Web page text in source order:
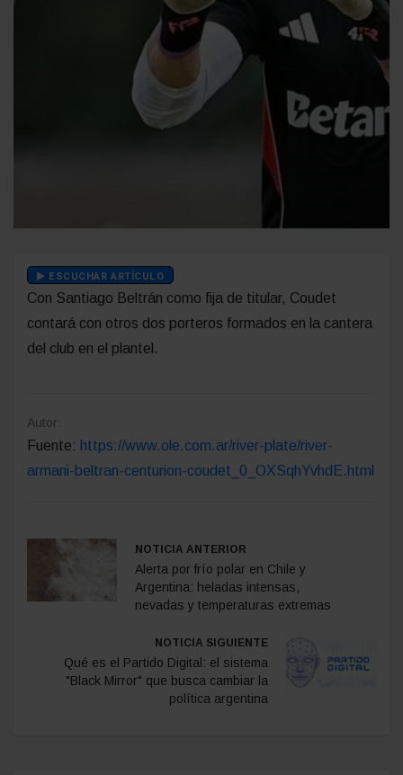
ESCUCHAR ARTÍCULO
Con Santiago Beltrán como fija de titular, Coudet
contará con otros dos porteros formados en la cantera
del club en el plantel.
Autor:
Fuente: https://www.ole.com.ar/river-plate/river-
armani-beltran-centurion-coudet_0_OXSqhYvhdE.html
NOTICIA ANTERIOR
Alerta por frío polar en Chile y
Argentina: heladas intensas,
nevadas y temperaturas extremas
NOTICIA SIGUIENTE
Qué es el Partido Digital: el sistema
"Black Mirror" que busca cambiar la
política argentina